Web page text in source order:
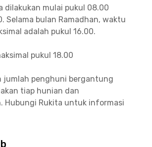
dilakukan mulai pukul 08.00
Selama bulan Ramadhan, waktu
adalah pukul 16.00.
pukul 18.00
jumlah penghuni bergantung
tiap hunian dan
Hubungi Rukita untuk informasi